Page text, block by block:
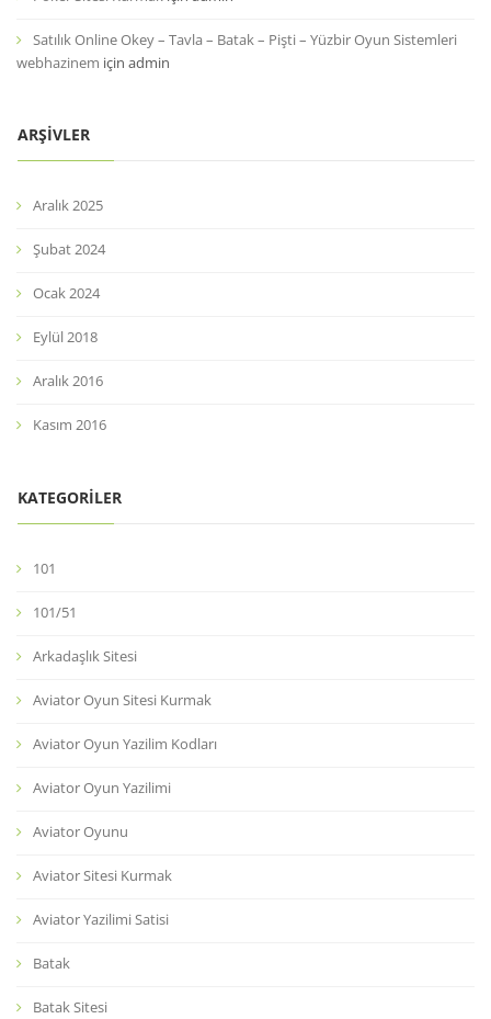
Satılık Online Okey – Tavla – Batak – Pişti – Yüzbir Oyun Sistemleri
webhazinem için admin
ARŞIVLER
Aralık 2025
Şubat 2024
Ocak 2024
Eylül 2018
Aralık 2016
Kasım 2016
KATEGORILER
101
101/51
Arkadaşlık Sitesi
Aviator Oyun Sitesi Kurmak
Aviator Oyun Yazilim Kodları
Aviator Oyun Yazilimi
Aviator Oyunu
Aviator Sitesi Kurmak
Aviator Yazilimi Satisi
Batak
Batak Sitesi